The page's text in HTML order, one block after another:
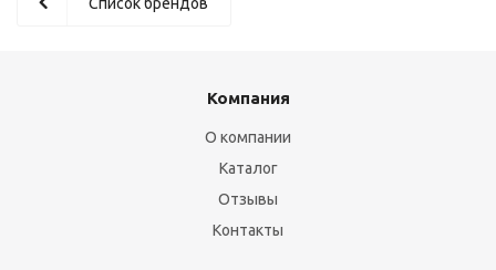
Компания
О компании
Каталог
Отзывы
Контакты